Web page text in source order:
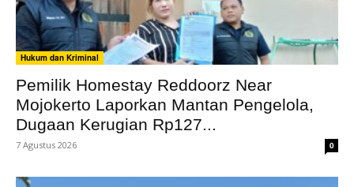
Hukum dan Kriminal
Pemilik Homestay Reddoorz Near
Mojokerto Laporkan Mantan Pengelola,
Dugaan Kerugian Rp127...
7 Agustus 2026 0